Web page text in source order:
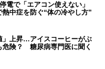
電で「エアコン使えない」
中症を防ぐ“体の冷やし方”
」上昇…アイスコーヒーがぶ
危険？ 糖尿病専門医に聞く